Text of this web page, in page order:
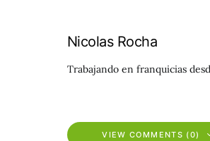
Nicolas Rocha
Trabajando en franquicias
VIEW COMMENTS (0)